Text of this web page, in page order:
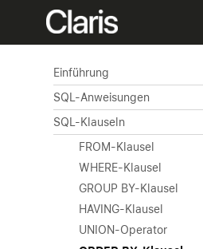
Einführung
SQL-Anweisungen
SQL-Klauseln
FROM-Klausel
WHERE-Klausel
GROUP BY-Klausel
HAVING-Klausel
UNION-Operator